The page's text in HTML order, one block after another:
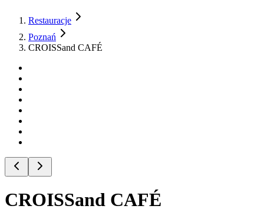
Restauracje
Poznań
CROISSand CAFÉ
CROISSand CAFÉ